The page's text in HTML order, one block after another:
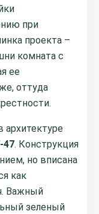
при
проекта –
комната с
ее
оттуда
47. Конструкция
но вписана
как
Важный
зеленый